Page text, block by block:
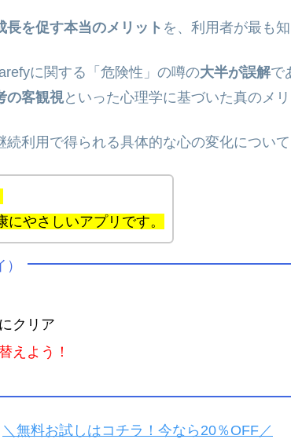
長を促す本当のメリット を、利用者が最も
に関する「危険性」の噂の大半が誤解で
の客観視といった心理学に基づいた真のメ
利用で得られる具体的な心の変化につい
にやさしいアプリです。
クリア
えよう！
＼無料お試しはコチラ！今なら20％OFF／